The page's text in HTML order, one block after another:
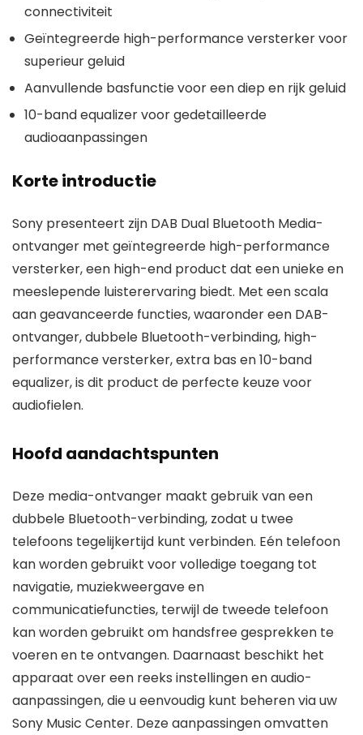
connectiviteit
Geïntegreerde high-performance versterker voor
superieur geluid
Aanvullende basfunctie voor een diep en rijk geluid
10-band equalizer voor gedetailleerde
audioaanpassingen
Korte introductie
Sony presenteert zijn DAB Dual Bluetooth Media-
ontvanger met geïntegreerde high-performance
versterker, een high-end product dat een unieke en
meeslepende luisterervaring biedt. Met een scala
aan geavanceerde functies, waaronder een DAB-
ontvanger, dubbele Bluetooth-verbinding, high-
performance versterker, extra bas en 10-band
equalizer, is dit product de perfecte keuze voor
audiofielen.
Hoofd aandachtspunten
Deze media-ontvanger maakt gebruik van een
dubbele Bluetooth-verbinding, zodat u twee
telefoons tegelijkertijd kunt verbinden. Eén telefoon
kan worden gebruikt voor volledige toegang tot
navigatie, muziekweergave en
communicatiefuncties, terwijl de tweede telefoon
kan worden gebruikt om handsfree gesprekken te
voeren en te ontvangen. Daarnaast beschikt het
apparaat over een reeks instellingen en audio-
aanpassingen, die u eenvoudig kunt beheren via uw
Sony Music Center. Deze aanpassingen omvatten